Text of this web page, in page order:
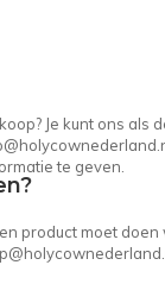
Je kunt ons
te geven.
product moet